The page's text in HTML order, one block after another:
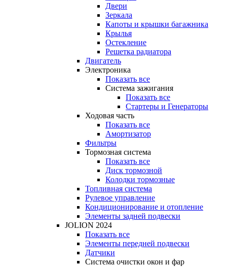
Двери
Зеркала
Капоты и крышки багажника
Крылья
Остекление
Решетка радиатора
Двигатель
Электроника
Показать все
Система зажигания
Показать все
Стартеры и Генераторы
Ходовая часть
Показать все
Амортизатор
Фильтры
Тормозная система
Показать все
Диск тормозной
Колодки тормозные
Топливная система
Рулевое управление
Кондиционирование и отопление
Элементы задней подвески
JOLION 2024
Показать все
Элементы передней подвески
Датчики
Система очистки окон и фар